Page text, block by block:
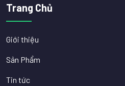
Trang Chủ
Giới thiệu
Sản Phẩm
Tin tức